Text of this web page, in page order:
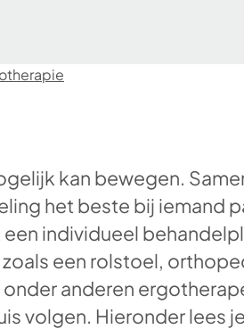
kan bewegen.
het beste bij iemand
individueel
een rolstoel,
anderen
volgen. Hieronder lees